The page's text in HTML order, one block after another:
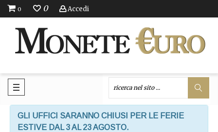
0 0 Accedi
GLI UFFICI SARANNO CHIUSI PER LE FERIE
ESTIVE DAL 3 AL 23 AGOSTO.